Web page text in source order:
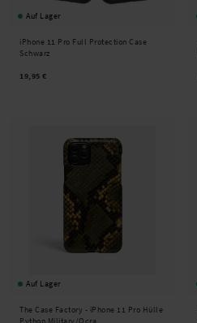
Auf Lager
iPhone 11 Pro Full Protection Case
Schwarz
19,95 €
Auf Lager
The Case Factory - iPhone 11 Pro Hülle